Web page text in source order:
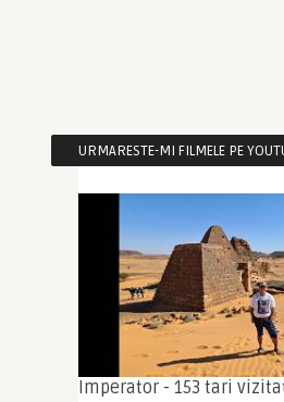
URMARESTE-MI FILMELE PE
Imperator - 153 tari